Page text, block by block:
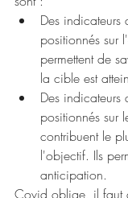
Des indicateurs
positionnés sur
permettent de
la cible est
Des indicateurs
positionnés sur
contribuent le
l'objectif. Ils
anticipation.
Covid oblige, il faut